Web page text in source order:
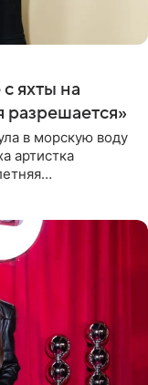
яхты на
разрешается»
в морскую воду
артистка